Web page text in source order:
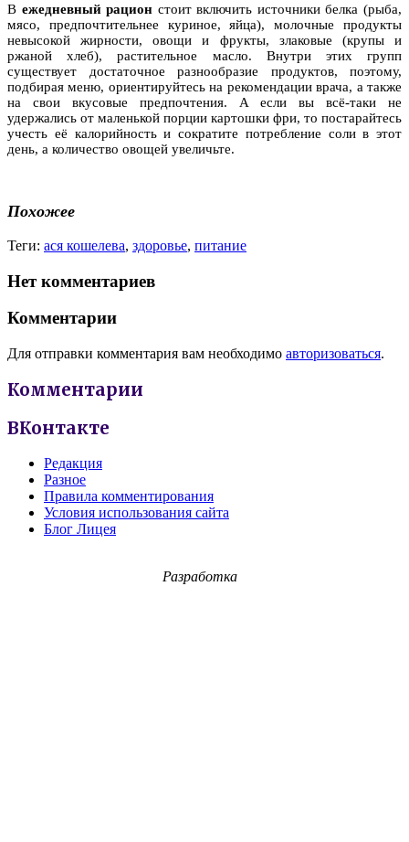
В ежедневный рацион стоит включить источники белка (рыба,
мясо, предпочтительнее куриное, яйца), молочные продукты
невысокой жирности, овощи и фрукты, злаковые (крупы и
ржаной хлеб), растительное масло. Внутри этих групп
существует достаточное разнообразие продуктов, поэтому,
подбирая меню, ориентируйтесь на рекомендации врача, а также
на свои вкусовые предпочтения. А если вы всё-таки не
удержались от маленькой порции картошки фри, то постарайтесь
учесть её калорийность и сократите потребление соли в этот
день, а количество овощей увеличьте.
Похожее
Теги: ася кошелева, здоровье, питание
Нет комментариев
Комментарии
Для отправки комментария вам необходимо авторизоваться.
Комментарии
ВКонтакте
Редакция
Разное
Правила комментирования
Условия использования сайта
Блог Лицея
Разработка